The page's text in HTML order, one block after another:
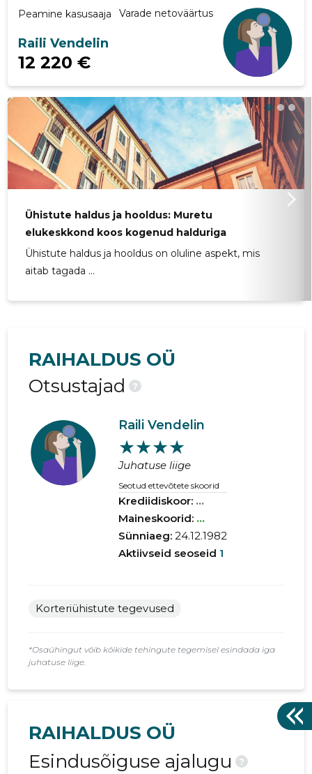
Peamine kasusaaja
Raili Vendelin
Varade netoväärtus
12 220 €
Ühistute haldus ja hooldus: Muretu
elukeskkond koos kogenud halduriga
Ühistute haldus ja hooldus on oluline aspekt, mis
aitab tagada ...
RAIHALDUS OÜ
Otsustajad
?
Raili Vendelin
★★★★
Juhatuse liige
Seotud ettevõtete skoorid
Krediidiskoor: ...
Maineskoorid: ...
Sünniaeg:24.12.1982
Aktiivseid seoseid 1
Korteriühistute tegevused
*Osaühingut võib kõikide tehingute tegemisel esindada iga
juhatuse liige.
RAIHALDUS OÜ
Esindusõiguse ajalugu
?